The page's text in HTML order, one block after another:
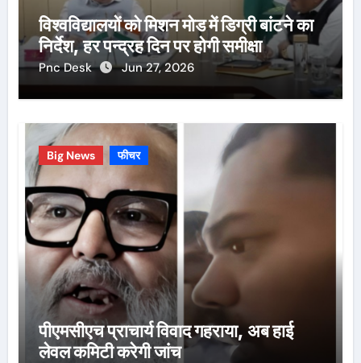
विश्वविद्यालयों को मिशन मोड में डिग्री बांटने का
निर्देश, हर पन्द्रह दिन पर होगी समीक्षा
Pnc Desk Jun 27, 2026
Big News फीचर
पीएमसीएच प्राचार्य विवाद गहराया, अब हाई
लेवल कमिटी करेगी जांच